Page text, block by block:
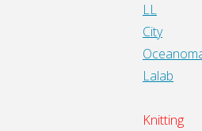
LL
City
Lalab
Knitting